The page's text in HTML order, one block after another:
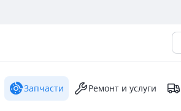
Запчасти Ремонт и услуги